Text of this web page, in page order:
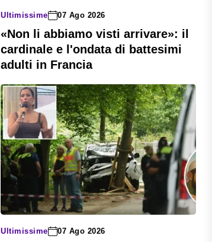
Ultimissime 07 Ago 2026
«Non li abbiamo visti arrivare»: il
cardinale e l'ondata di battesimi
adulti in Francia
Ultimissime 07 Ago 2026